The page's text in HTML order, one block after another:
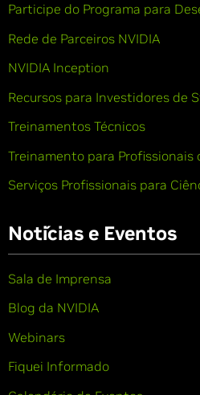
Participe do Programa para
Rede de Parceiros NVIDIA
NVIDIA Inception
Recursos para Investidores de
Treinamentos Técnicos
Treinamento para Profissionais
Serviços Profissionais para
Notícias e Eventos
Sala de Imprensa
Blog da NVIDIA
Webinars
Fiquei Informado